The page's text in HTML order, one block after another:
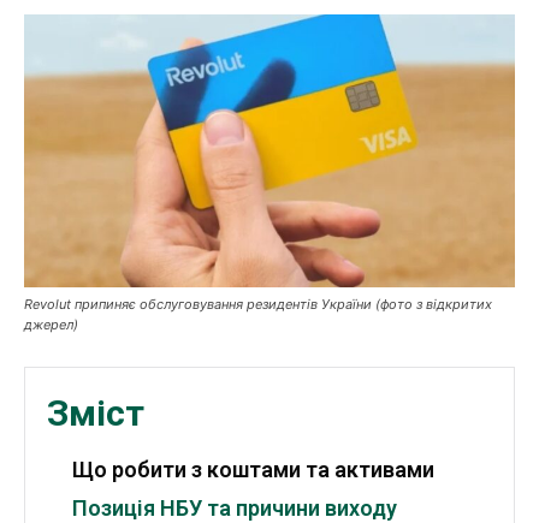
Криптовалюта
Робота і освіта
Публікації
ФОП
Курс валют
Revolut припиняє обслуговування резидентів України (фото з відкритих
джерел)
Зміст
Що робити з коштами та активами
Позиція НБУ та причини виходу